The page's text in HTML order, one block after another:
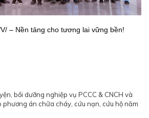
– Nền tảng cho tương lai vững bền!
bồi dưỡng nghiệp vụ PCCC & CNCH và
phương án chữa cháy, cứu nạn, cứu hộ năm